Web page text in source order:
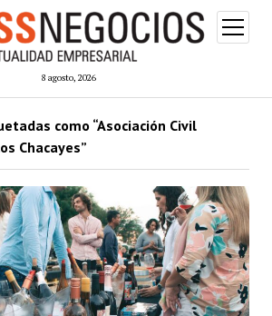
8 agosto, 2026
abrir
menú
como “Asociación Civil
Chacayes”